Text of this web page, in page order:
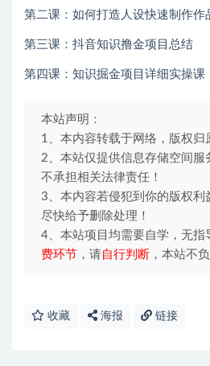
第二课：如何打造人设快速制作作
第三课：抖音知识撸金项目总结
第四课：知识掘金项目详细实操课
本站声明：
1、本内容转载于网络，版权归
2、本站仅提供信息存储空间服
不承担相关法律责任！
3、本内容若侵犯到你的版权利
尽快给予删除处理！
4、本站项目均需要自学，无指
费环节 ，请自行判断 ，本站不
收藏 海报 链接